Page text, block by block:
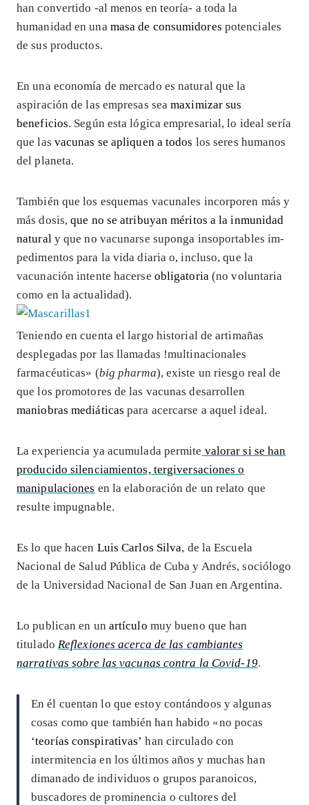
han convertido -al menos en teoría- a toda la
humanidad en una masa de consumidores potenciales
de sus productos.
En una economía de mercado es natural que la
aspiración de las empresas seamaximizar sus
beneficios. Según esta lógica empresarial, lo ideal sería
que las vacunas se apliquen a todos los seres humanos
del planeta.
También que los esquemas vacunales incorporen más y
más dosis,que no se atribuyan méritos a la inmunidad
natural y que no vacunarse suponga insoportables im-
pedimentos para la vida diaria o, incluso, que la
vacunación intente hacerse obligatoria (no voluntaria
como en la actualidad).
Teniendo en cuenta el largo historial de artimañas
desplegadas por las llamadas !multinacionales
farmacéuticas» (big pharma), existe un riesgo real de
que los promotores de las vacunas desarrollen
maniobras mediáticas para acercarse a aquel ideal.
La experiencia ya acumulada permite valorar si se han
producido silenciamientos, tergiversaciones o
manipulaciones en la elaboración de un relato que
resulte impugnable.
Es lo que hacen Luis Carlos Silva, de la Escuela
Nacional de Salud Pública de Cuba y Andrés, sociólogo
de la Universidad Nacional de San Juan en Argentina.
Lo publican en un artículo muy bueno que han
titulado Reflexiones acerca de las cambiantes
narrativas sobre las vacunas contra la Covid-19.
En él cuentan lo que estoy contándoos y algunas
cosas como que también han habido «no pocas
‘teorías conspirativas’ han circulado con
intermitencia en los últimos años y muchas han
dimanado de individuos o grupos paranoicos,
buscadores de prominencia o cultores del